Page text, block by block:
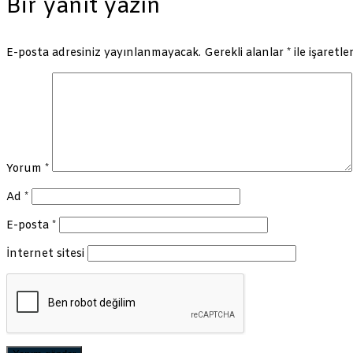
Bir yanıt yazın
E-posta adresiniz yayınlanmayacak. Gerekli alanlar * ile
Yorum *
Ad *
E-posta *
İnternet sitesi